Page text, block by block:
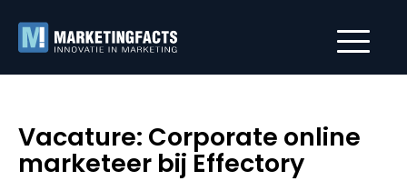
Vacature: Corporate online
marketeer bij Effectory